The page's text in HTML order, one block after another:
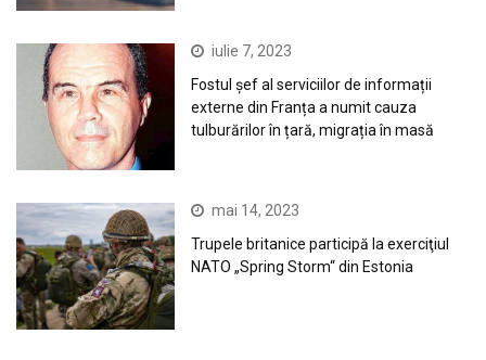
iulie 7, 2023
Fostul șef al serviciilor de informații
externe din Franța a numit cauza
tulburărilor în țară, migrația în masă
mai 14, 2023
Trupele britanice participă la exerciţiul
NATO „Spring Storm“ din Estonia